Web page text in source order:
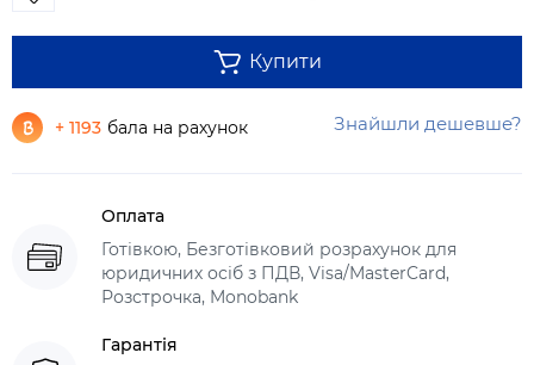
Купити
+ 1193 бала на рахунок Знайшли дешевше?
Оплата
Готівкою, Безготівковий розрахунок для
юридичних осіб з ПДВ, Visa/MasterCard,
Розстрочка, Monobank
Гарантія